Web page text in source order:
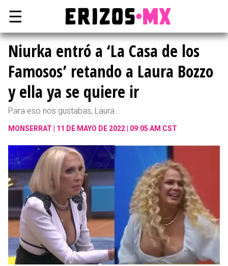
☰
Niurka entró a ‘La Casa de los
Famosos’ retando a Laura Bozzo
y ella ya se quiere ir
Para eso nos gustabas, Laura...
MONSERRAT 11 DE MAYO DE 2022 | 09:05 AM CST